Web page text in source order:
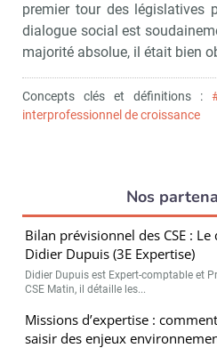
premier tour des législatives
dialogue social est
majorité absolue, il était bien
Concepts clés et définitions :
interprofessionnel de croissance
Nos
Bilan prévisionnel des CSE :
Didier Dupuis (3E Expertise)
Didier Dupuis est Expert-comptable et
CSE Matin, il détaille les...
Missions d’expertise :
saisir des enjeux